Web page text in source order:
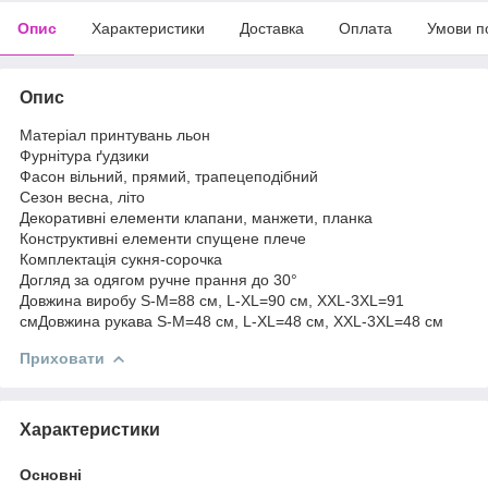
Опис Характеристики Доставка Оплата Умови
Опис
Матеріал принтувань льон
Фурнітура ґудзики
Фасон вільний, прямий, трапецеподібний
Сезон весна, літо
Декоративні елементи клапани, манжети, планка
Конструктивні елементи спущене плече
Комплектація сукня-сорочка
Догляд за одягом ручне прання до 30°
Довжина виробу S-M=88 см, L-XL=90 см, XXL-3XL=91
смДовжина рукава S-M=48 см, L-XL=48 см, XXL-3XL=48 см
Приховати
Характеристики
Основні